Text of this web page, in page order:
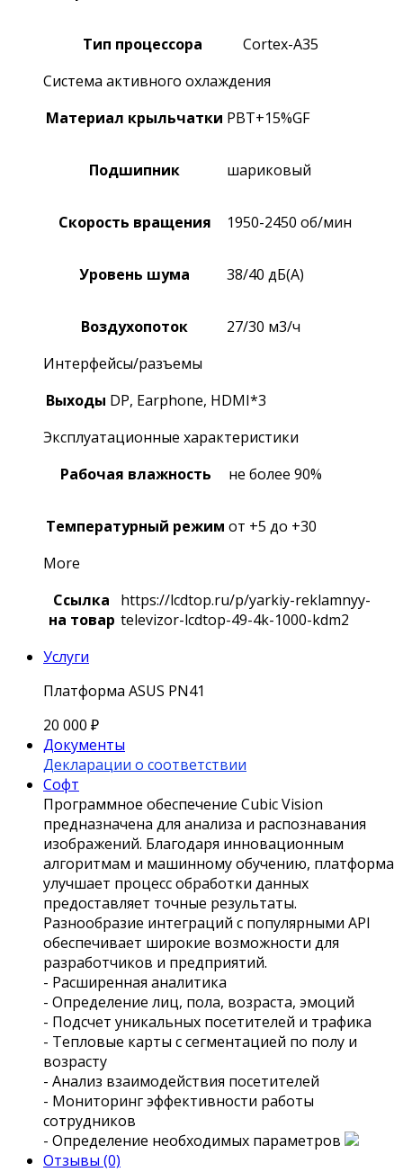
Тип процессора
Cortex-A35
Система активного охлаждения
Материал крыльчатки PBT+15%GF
Подшипник шариковый
Скорость вращения 1950-2450 об/мин
Уровень шума 38/40 дБ(А)
Воздухопоток
27/30 м3/ч
Интерфейсы/разъемы
Выходы DP, Earphone, HDMI*3
Эксплуатационные характеристики
Рабочая влажность
не более 90%
Температурный режим от +5 до +30
More
Ссылка
на товар
https://lcdtop.ru/p/yarkiy-reklamnyy-
televizor-lcdtop-49-4k-1000-kdm2
Услуги
Платформа ASUS PN41
20 000 ₽
Документы
Декларации о соответствии
Софт
Программное обеспечение Сubic Vision
предназначена для анализа и распознавания
изображений. Благодаря инновационным
алгоритмам и машинному обучению, платформа
улучшает процесс обработки данных
предоставляет точные результаты.
Разнообразие интеграций с популярными API
обеспечивает широкие возможности для
разработчиков и предприятий.
- Расширенная аналитика
- Определение лиц, пола, возраста, эмоций
- Подсчет уникальных посетителей и трафика
- Тепловые карты с сегментацией по полу и
возрасту
- Анализ взаимодействия посетителей
- Мониторинг эффективности работы
сотрудников
- Определение необходимых параметров
Отзывы (0)